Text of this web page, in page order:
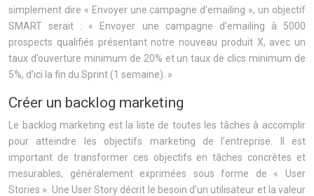
simplement dire « Envoyer une campagne d’emailing », un objectif
SMART serait : « Envoyer une campagne d’emailing à 5000
prospects qualifiés présentant notre nouveau produit X, avec un
taux d’ouverture minimum de 20% et un taux de clics minimum de
5%, d’ici la fin du Sprint (1 semaine). »
Créer un backlog marketing
Le backlog marketing est la liste de toutes les tâches à accomplir
pour atteindre les objectifs marketing de l’entreprise. Il est
important de transformer ces objectifs en tâches concrètes et
mesurables, généralement exprimées sous forme de « User
Stories ». Une User Story décrit le besoin d’un utilisateur et la valeur